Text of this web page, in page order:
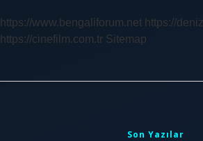
https://www.bengaliforum.net https://
https://cinefilm.com.tr Sitemap
Son Yazılar